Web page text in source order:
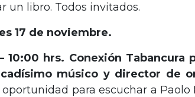
un libro. Todos invitados.
17 de noviembre.
10:00 hrs. Conexión Tabancura
músico y director de
oportunidad para escuchar a